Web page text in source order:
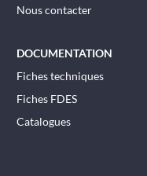
Nous contacter
DOCUMENTATION
Fiches techniques
Fiches FDES
Catalogues